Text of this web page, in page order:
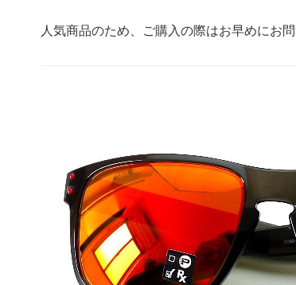
人気商品のため、ご購入の際はお早めにお